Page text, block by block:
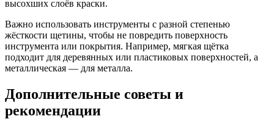
высохших слоёв краски.
Важно использовать инструменты с разной степенью
жёсткости щетины, чтобы не повредить поверхность
инструмента или покрытия. Например, мягкая щётка
подходит для деревянных или пластиковых поверхностей, а
металлическая — для металла.
Дополнительные советы и
рекомендации